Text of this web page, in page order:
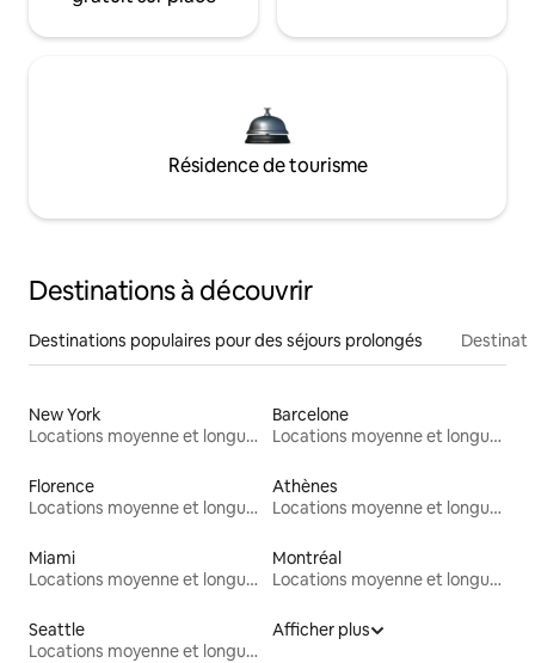
Résidence de tourisme
Destinations à découvrir
Destinations populaires pour des séjours prolongés
New York
Locations moyenne et longue durée
Barcelone
Locations moyenne et longue durée
Florence
Locations moyenne et longue durée
Athènes
Locations moyenne et longue durée
Miami
Locations moyenne et longue durée
Montréal
Locations moyenne et longue durée
Seattle
Locations moyenne et longue durée
Afficher plus